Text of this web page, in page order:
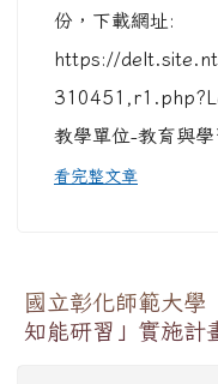
份，下載網址:
https://
教學單位-教育與
看完整文章
國立彰化師範大學
知能研習」實施計